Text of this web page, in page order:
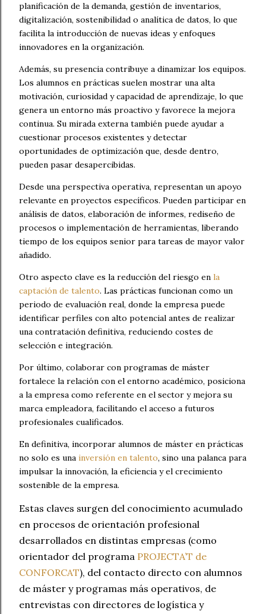
planificación de la demanda, gestión de inventarios,
digitalización, sostenibilidad o analítica de datos, lo que
facilita la introducción de nuevas ideas y enfoques
innovadores en la organización.
Además, su presencia contribuye a dinamizar los equipos.
Los alumnos en prácticas suelen mostrar una alta
motivación, curiosidad y capacidad de aprendizaje, lo que
genera un entorno más proactivo y favorece la mejora
continua. Su mirada externa también puede ayudar a
cuestionar procesos existentes y detectar
oportunidades de optimización que, desde dentro,
pueden pasar desapercibidas.
Desde una perspectiva operativa, representan un apoyo
relevante en proyectos específicos. Pueden participar en
análisis de datos, elaboración de informes, rediseño de
procesos o implementación de herramientas, liberando
tiempo de los equipos senior para tareas de mayor valor
añadido.
Otro aspecto clave es la reducción del riesgo en la
captación de talento. Las prácticas funcionan como un
periodo de evaluación real, donde la empresa puede
identificar perfiles con alto potencial antes de realizar
una contratación definitiva, reduciendo costes de
selección e integración.
Por último, colaborar con programas de máster
fortalece la relación con el entorno académico, posiciona
a la empresa como referente en el sector y mejora su
marca empleadora, facilitando el acceso a futuros
profesionales cualificados.
En definitiva, incorporar alumnos de máster en prácticas
no solo es una inversión en talento, sino una palanca para
impulsar la innovación, la eficiencia y el crecimiento
sostenible de la empresa.
Estas claves surgen del conocimiento acumulado
en procesos de orientación profesional
desarrollados en distintas empresas (como
orientador del programa PROJECTA’T de
CONFORCAT), del contacto directo con alumnos
de máster y programas más operativos, de
entrevistas con directores de logística y